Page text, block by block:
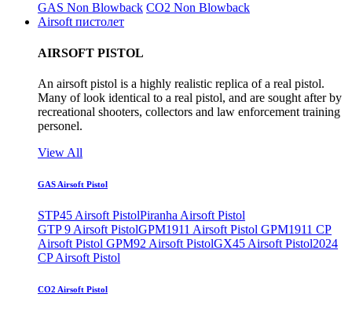
GAS Non Blowback CO2 Non Blowback
Airsoft пистолет
AIRSOFT PISTOL
An airsoft pistol is a highly realistic replica of a real pistol.
Many of look identical to a real pistol, and are sought after by
recreational shooters, collectors and law enforcement training
personel.
View All
GAS Airsoft Pistol
STP45 Airsoft PistolPiranha Airsoft Pistol
GTP 9 Airsoft PistolGPM1911 Airsoft Pistol GPM1911 CP
Airsoft Pistol GPM92 Airsoft PistolGX45 Airsoft Pistol2024
CP Airsoft Pistol
CO2 Airsoft Pistol